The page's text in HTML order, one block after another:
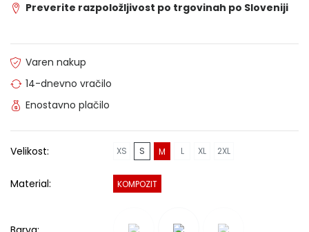
Preverite razpoložljivost po trgovinah po Sloveniji
Varen nakup
14-dnevno vračilo
Enostavno plačilo
Velikost: XS S M L XL 2XL
Material: KOMPOZIT